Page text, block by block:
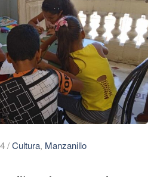
/Cultura, Manzanillo